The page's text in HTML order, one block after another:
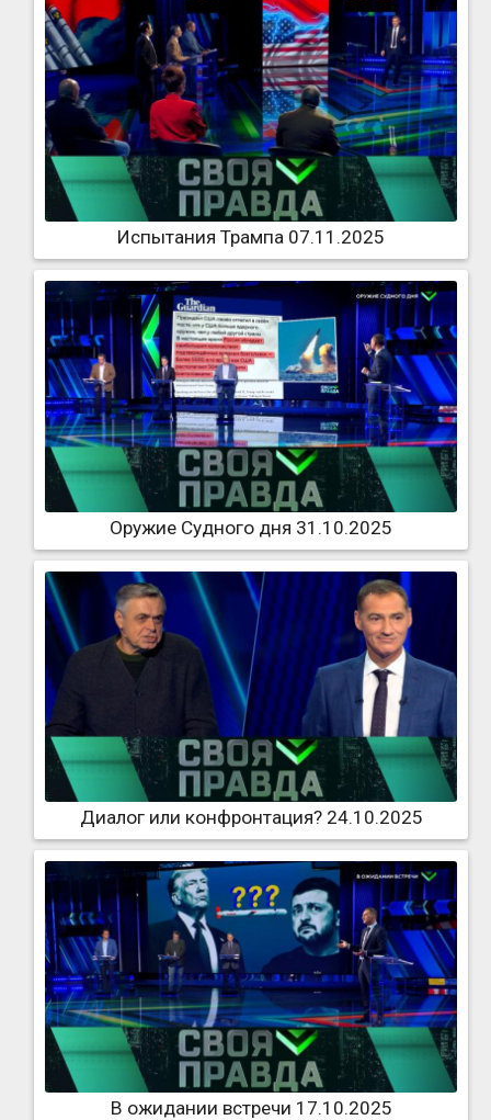
Испытания Трампа 07.11.2025
Оружие Судного дня 31.10.2025
Диалог или конфронтация? 24.10.2025
В ожидании встречи 17.10.2025